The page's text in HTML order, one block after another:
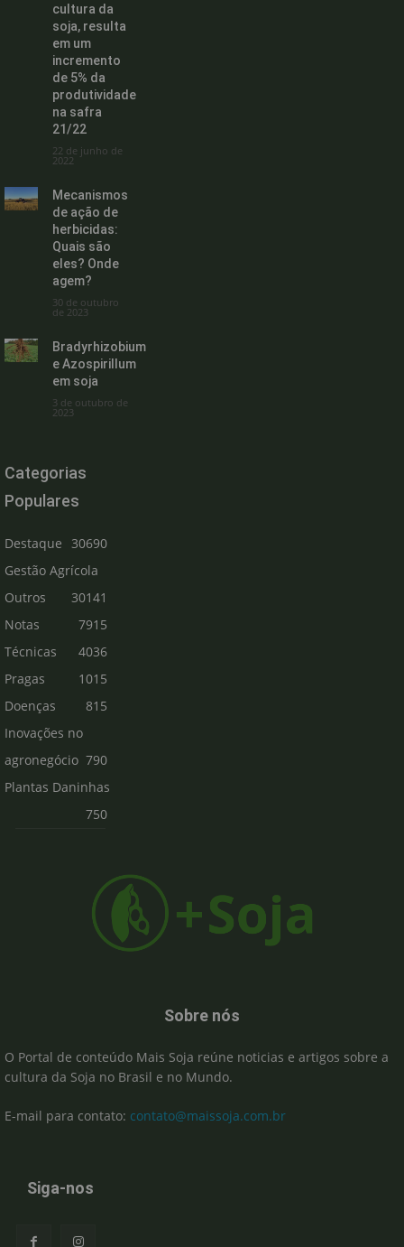
cultura da
soja, resulta
em um
incremento
de 5% da
produtividade
na safra
21/22
22 de junho de
2022
Mecanismos
de ação de
herbicidas:
Quais são
eles? Onde
agem?
30 de outubro
de 2023
Bradyrhizobium
e Azospirillum
em soja
3 de outubro de
2023
Categorias
Populares
Destaque
30690
Gestão Agrícola
30141
Outros
7915
Notas
Técnicas
4036
Pragas
1015
Doenças
815
Inovações no
agronegócio 790
Plantas Daninhas
750
Sobre nós
O Portal de conteúdo Mais Soja reúne noticias e artigos sobre a
cultura da Soja no Brasil e no Mundo.
E-mail para contato: contato@maissoja.com.br
Siga-nos